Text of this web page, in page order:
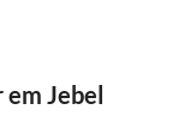
em Jebel